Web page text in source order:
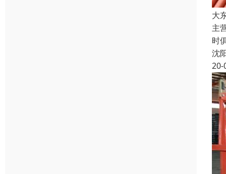
大
主
时
沈
20-